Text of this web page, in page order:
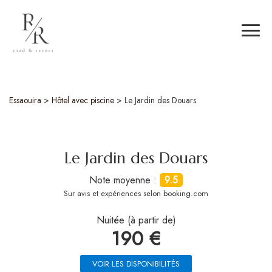
Essaouira > Hôtel avec piscine > Le Jardin des Douars
Le Jardin des Douars
Note moyenne : 9.5
Sur avis et expériences selon booking.com
Nuitée (à partir de)
190 €
VOIR LES DISPONIBILITÉS